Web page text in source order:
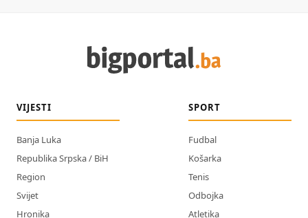
VIJESTI
Banja Luka
Republika Srpska / BiH
Region
Svijet
Hronika
SPORT
Fudbal
Košarka
Tenis
Odbojka
Atletika